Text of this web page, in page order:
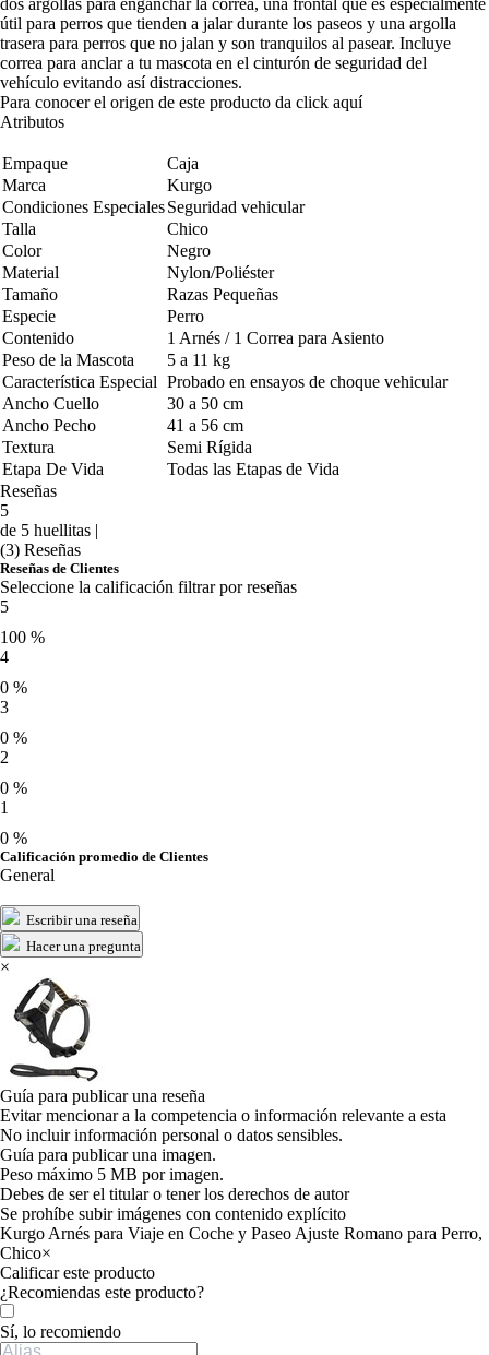
dos argollas para enganchar la correa, una frontal que es especialmente
útil para perros que tienden a jalar durante los paseos y una argolla
trasera para perros que no jalan y son tranquilos al pasear. Incluye
correa para anclar a tu mascota en el cinturón de seguridad del
vehículo evitando así distracciones.
Para conocer el origen de este producto da click aquí
Atributos
Empaque
Caja
Marca
Kurgo
Condiciones EspecialesSeguridad vehicular
Talla
Chico
Color
Negro
Material
Nylon/Poliéster
Tamaño
Razas Pequeñas
Especie
Perro
Contenido
1 Arnés / 1 Correa para Asiento
Peso de la Mascota
5 a 11 kg
Característica Especial Probado en ensayos de choque vehicular
Ancho Cuello
30 a 50 cm
Ancho Pecho
41 a 56 cm
Textura
Semi Rígida
Etapa De Vida
Todas las Etapas de Vida
Reseñas
5
de 5 huellitas |
(3) Reseñas
Reseñas de Clientes
Seleccione la calificación filtrar por reseñas
5
100 %
4
0 %
3
0 %
2
0 %
1
0 %
Calificación promedio de Clientes
General
Escribir una reseña
Hacer una pregunta
×
Guía para publicar una reseña
Evitar mencionar a la competencia o información relevante a esta
No incluir información personal o datos sensibles.
Guía para publicar una imagen.
Peso máximo 5 MB por imagen.
Debes de ser el titular o tener los derechos de autor
Se prohíbe subir imágenes con contenido explícito
Kurgo Arnés para Viaje en Coche y Paseo Ajuste Romano para Perro,
Chico×
Calificar este producto
Tu valoración
¿Recomiendas este producto?
Sí, lo recomiendo